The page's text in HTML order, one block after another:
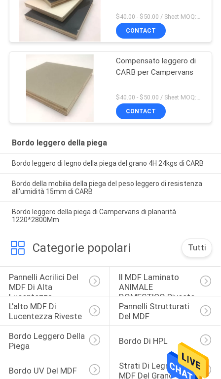
CONTACT
Compensato leggero di
CARB per Campervans
CONTACT
Bordo leggero della piega
Bordo leggero di legno della piega del grano 4H 24kgs di CARB
Bordo della mobilia della piega del peso leggero di resistenza
all'umidità 15mm di CARB
Bordo leggero della piega di Campervans di planarità
1220*2800Mm
Categorie popolari Tutti
Pannelli Acrilici Del
MDF Di Alta
Lucentezza
Il MDF Laminato
ANIMALE
DOMESTICO Riveste
L'alto MDF Di
Lucentezza Riveste
Pannelli Strutturati
Del MDF
Bordo Leggero Della
Piega
Bordo Di HPL
Bordo UV Del MDF
Strati Di Legno Del
MDF Del Grano